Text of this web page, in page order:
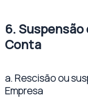
6.
Conta
a. Rescisão ou
Empresa